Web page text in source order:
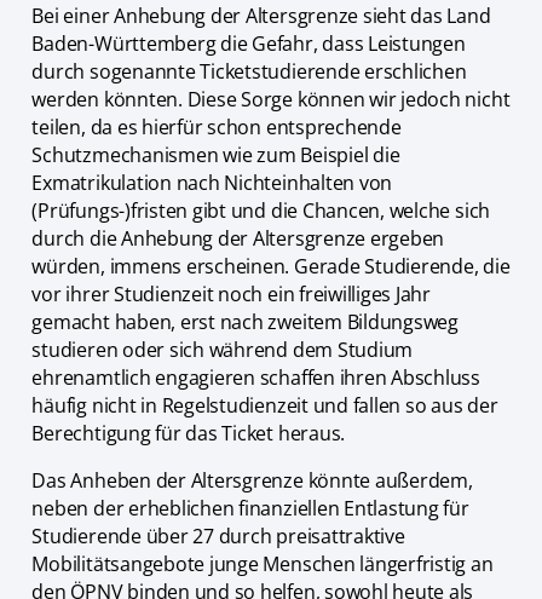
Bei einer Anhebung der Altersgrenze sieht das Land
Baden-Württemberg die Gefahr, dass Leistungen
durch sogenannte Ticketstudierende erschlichen
werden könnten. Diese Sorge können wir jedoch nicht
teilen, da es hierfür schon entsprechende
Schutzmechanismen wie zum Beispiel die
Exmatrikulation nach Nichteinhalten von
(Prüfungs-)fristen gibt und die Chancen, welche sich
durch die Anhebung der Altersgrenze ergeben
würden, immens erscheinen. Gerade Studierende, die
vor ihrer Studienzeit noch ein freiwilliges Jahr
gemacht haben, erst nach zweitem Bildungsweg
studieren oder sich während dem Studium
ehrenamtlich engagieren schaffen ihren Abschluss
häufig nicht in Regelstudienzeit und fallen so aus der
Berechtigung für das Ticket heraus.
Das Anheben der Altersgrenze könnte außerdem,
neben der erheblichen finanziellen Entlastung für
Studierende über 27 durch preisattraktive
Mobilitätsangebote junge Menschen längerfristig an
den ÖPNV binden und so helfen, sowohl heute als